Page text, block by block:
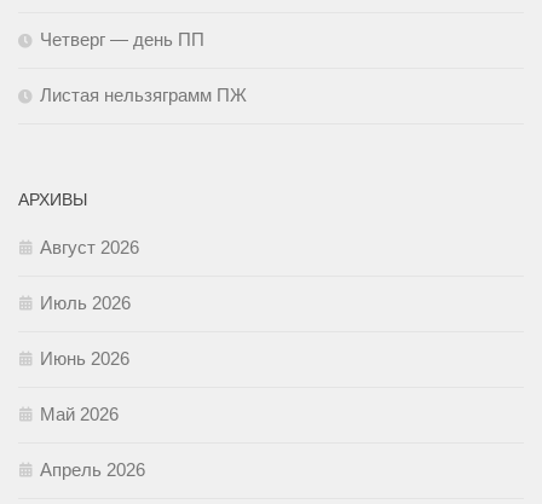
Четверг — день ПП
Листая нельзяграмм ПЖ
АРХИВЫ
Август 2026
Июль 2026
Июнь 2026
Май 2026
Апрель 2026